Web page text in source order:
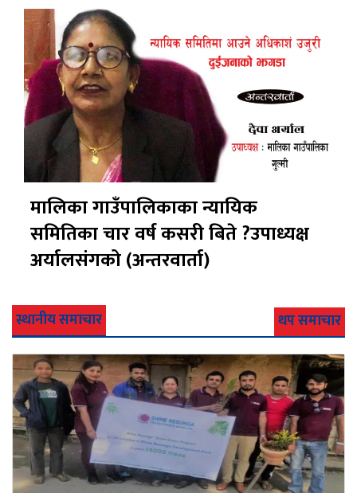
मालिका गाउँपालिकाका न्यायिक
समितिका चार वर्ष कसरी बिते ?उपाध्यक्ष
अर्यालसंंगको (अन्तरवार्ता)
स्थानीय समाचार थप समाचार